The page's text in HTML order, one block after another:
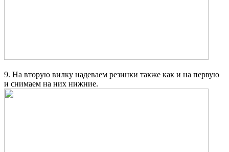
9. На вторую вилку надеваем резинки также как и на первую
и снимаем на них нижние.